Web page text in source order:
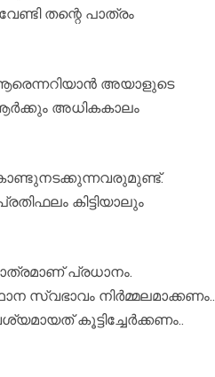
തന്റെ പാത്രം
അയാളുടെ
അധികകാലം
കിട്ടിയാലും
പ്രധാനം.
സ്വഭാവം നിര്‍മ്മലമാക്കണം..
കൂട്ടിച്ചേര്‍ക്കണം..